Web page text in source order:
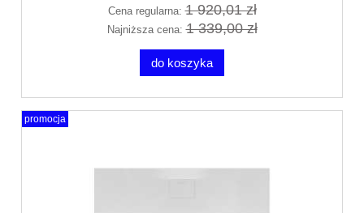
Cena regularna:1 920,01 zł
Najniższa cena:1 339,00 zł
do koszyka
promocja